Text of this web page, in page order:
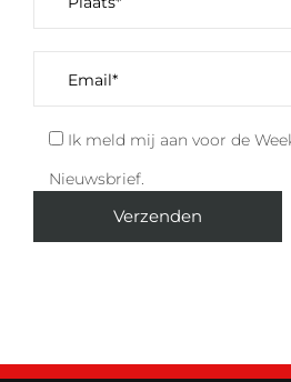
Ik meld mij aan voor de
Nieuwsbrief.